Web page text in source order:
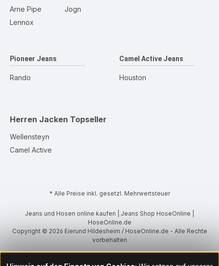
Arne Pipe
Lennox
Jogn
Pioneer Jeans
Rando
Camel Active Jeans
Houston
Herren Jacken Topseller
Wellensteyn
Camel Active
* Alle Preise inkl. gesetzl. Mehrwertsteuer
Jeans und Hosen online kaufen | Jeans Shop HoseOnline |
HoseOnline.de
Copyright © 2026 Eierund Hildesheim / HoseOnline.de - Alle Rechte
vorbehalten